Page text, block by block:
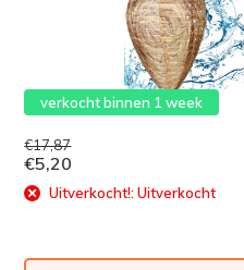
verkocht binnen 1 week
€17,87
€5,20
Uitverkocht!: Uitverkocht